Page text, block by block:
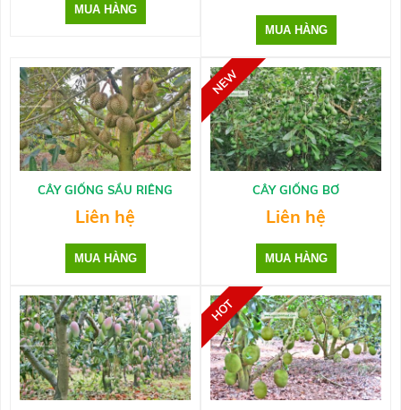
CÂY GIỐNG SẦU RIÊNG
Liên hệ
CÂY GIỐNG BƠ
Liên hệ